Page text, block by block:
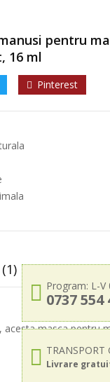
pentru
16 ml
Pinterest
Program: L-V
0737 554
TRANSPORT
Livrare
masca pentru